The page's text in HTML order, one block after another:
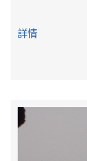
詳情